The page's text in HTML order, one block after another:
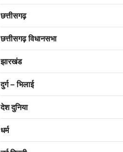
छत्तीसगढ़
छत्तीसगढ़ विधानसभा
झारखंड
दुर्ग – भिलाई
देश दुनिया
धर्म